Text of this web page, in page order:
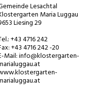
Lesachtal
Maria Luggau
Liesing 29
+43 4716 242
+43 4716 242 -20
Mail: info@klostergarten-